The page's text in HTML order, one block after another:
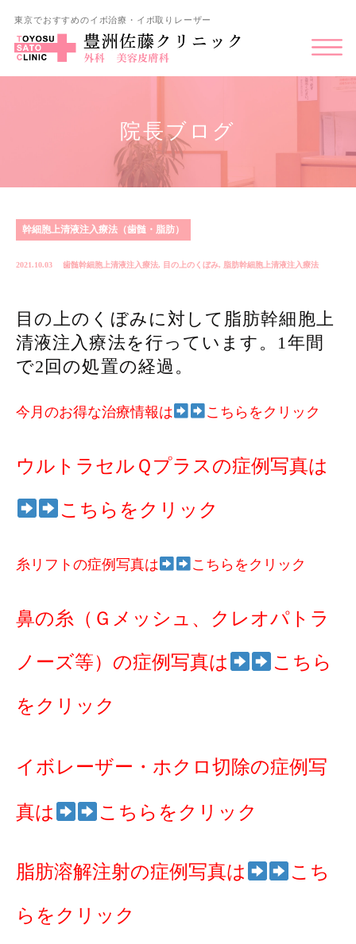
東京でおすすめのイボ治療・イボ取りレーザー
院長ブログ
幹細胞上清液注入療法（歯髄・脂肪）
2021.10.03 歯髄幹細胞上清液注入療法, 目の上のくぼみ, 脂肪幹細胞上清液注入療法
目の上のくぼみに対して脂肪幹細胞上
清液注入療法を行っています。1年間
で2回の処置の経過。
今月のお得な治療情報は こちらをクリック
ウルトラセルＱプラスの症例写真は
こちらをクリック
糸リフトの症例写真は こちらをクリック
鼻の糸（Ｇメッシュ、クレオパトラ
ノーズ等）の症例写真は こちら
をクリック
イボレーザー・ホクロ切除の症例写
真は こちらをクリック
脂肪溶解注射の症例写真は こち
らをクリック